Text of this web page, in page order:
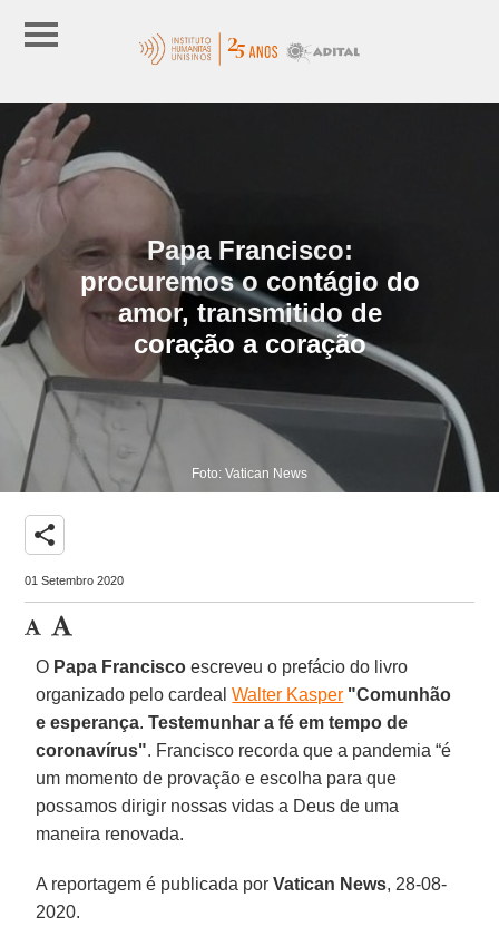
Papa Francisco:
procuremos o contágio do
amor, transmitido de
coração a coração
Foto: Vatican News
share
01 Setembro 2020
O Papa Francisco escreveu o prefácio do livro
organizado pelo cardealWalter Kasper "Comunhão
e esperança.Testemunhar a fé em tempo de
coronavírus". Francisco recorda que a pandemia “é
um momento de provação e escolha para que
possamos dirigir nossas vidas a Deus de uma
maneira renovada.
A reportagem é publicada porVatican News, 28-08-
2020.